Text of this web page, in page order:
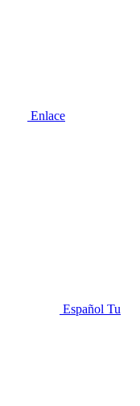
Enlace
Español Tu